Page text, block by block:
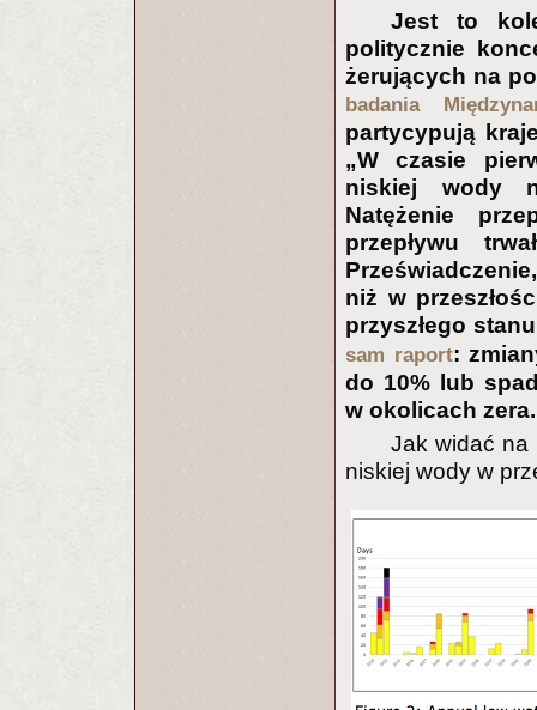
Jest to
politycznie
żerujących na
badania
partycypują
„W czasie
niskiej wody
Natężenie
przepływu
niż w
przyszłego
sam raport:
do 10% lub
w okolicach zera.
Jak widać na
niskiej wody w